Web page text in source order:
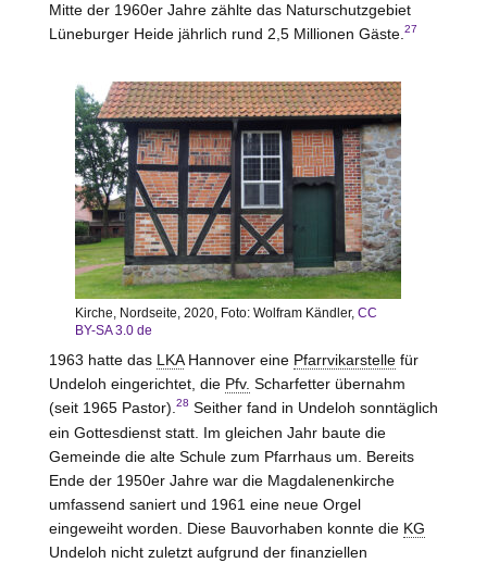
Mitte der 1960er Jahre zählte das Naturschutzgebiet
Lüneburger Heide jährlich rund 2,5 Millionen Gäste.27
Kirche, Nordseite, 2020, Foto: Wolfram Kändler, CC
BY-SA 3.0 de
1963 hatte das LKAHannover eine Pfarrvikarstellefür
Undeloh eingerichtet, die Pfv. Scharfetter übernahm
(seit 1965 Pastor).28 Seither fand in Undeloh sonntäglich
ein Gottesdienst statt. Im gleichen Jahr baute die
Gemeinde die alte Schule zum Pfarrhaus um. Bereits
Ende der 1950er Jahre war die Magdalenenkirche
umfassend saniert und 1961 eine neue Orgel
eingeweiht worden. Diese Bauvorhaben konnte die KG
Undeloh nicht zuletzt aufgrund der finanziellen